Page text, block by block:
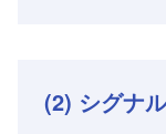
(2) シグナ